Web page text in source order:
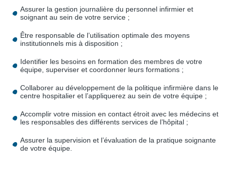
Assurer la gestion journalière du personnel infirmier et
soignant au sein de votre service ;
Être responsable de l’utilisation optimale des moyens
institutionnels mis à disposition ;
Identifier les besoins en formation des membres de votre
équipe, superviser et coordonner leurs formations ;
Collaborer au développement de la politique infirmière dans le
centre hospitalier et l’appliquerez au sein de votre équipe ;
Accomplir votre mission en contact étroit avec les médecins et
les responsables des différents services de l’hôpital ;
Assurer la supervision et l’évaluation de la pratique soignante
de votre équipe.